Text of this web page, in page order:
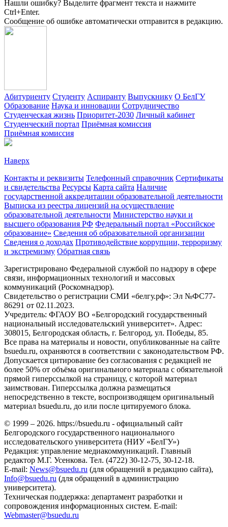
Нашли ошибку? Выделите фрагмент текста и нажмите
Ctrl+Enter.
Сообщение об ошибке автоматически отправится в редакцию.
Абитуриенту Студенту Аспиранту Выпускнику О БелГУ
Образование Наука и инновации Сотрудничество
Студенческая жизнь Приоритет-2030 Личный кабинет
Студенческий портал Приёмная комиссия
Приёмная комиссия
Наверх
Контакты и реквизиты Телефонный справочник Сертификаты
и свидетельства Ресурсы Карта сайта Наличие
государственной аккредитации образовательной деятельности
Выписка из реестра лицензий на осуществление
образовательной деятельности Министерствo науки и
высшего образования РФ Федеральный портал «Российское
образование» Сведения об образовательной организации
Сведения о доходах Противодействие коррупции, терроризму
и экстремизму Обратная связь
Зарегистрировано Федеральной службой по надзору в сфере
связи, информационных технологий и массовых
коммуникаций (Роскомнадзор).
Свидетельство о регистрации СМИ «белгу.рф»: Эл №ФС77-
86291 от 02.11.2023.
Учредитель: ФГАОУ ВО «Белгородский государственный
национальный исследовательский университет». Адрес:
308015, Белгородская область, г. Белгород, ул. Победы, 85.
Все права на материалы и новости, опубликованные на сайте
bsuedu.ru, охраняются в соответствии с законодательством РФ.
Допускается цитирование без согласования с редакцией не
более 50% от объёма оригинального материала с обязательной
прямой гиперссылкой на страницу, с которой материал
заимствован. Гиперссылка должна размещаться
непосредственно в тексте, воспроизводящем оригинальный
материал bsuedu.ru, до или после цитируемого блока.
© 1999 – 2026. https://bsuedu.ru - официальный сайт
Белгородского государственного национального
исследовательского университета (НИУ «БелГУ»)
Редакция: управление медиакоммуникаций. Главный
редактор М.Г. Усенкова. Тел. (4722) 30-12-75, 30-12-18.
E-mail: News@bsuedu.ru (для обращений в редакцию сайта),
Info@bsuedu.ru (для обращений в администрацию
университета).
Техническая поддержка: департамент разработки и
сопровождения информационных систем. E-mail:
Webmaster@bsuedu.ru